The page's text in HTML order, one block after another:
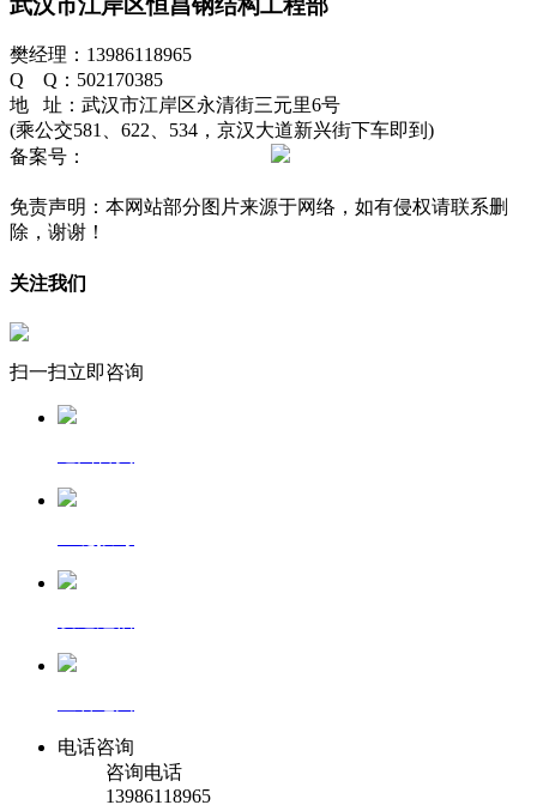
武汉市江岸区恒昌钢结构工程部
樊经理：13986118965
Q Q：502170385
地 址：武汉市江岸区永清街三元里6号
(乘公交581、622、534，京汉大道新兴街下车即到)
备案号：
免责声明：本网站部分图片来源于网络，如有侵权请联系删
除，谢谢！
关注我们
扫一扫立即咨询
电话咨询
咨询电话
13986118965